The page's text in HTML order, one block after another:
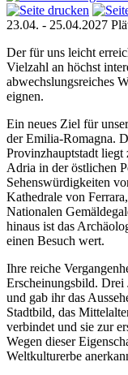
23.04. - 25.04.2027
Der für uns leicht
Vielzahl an höchst
abwechslungsreiches
eignen.
Ein neues Ziel für
der Emilia-Romagna.
Provinzhauptstadt liegt
Adria in der östlichen
Sehenswürdigkeiten
Kathedrale von
Nationalen
hinaus ist das
einen Besuch wert.
Ihre reiche
Erscheinungsbild. Drei
und gab ihr das
Stadtbild, das
verbindet und sie zur
Wegen dieser
Weltkulturerbe